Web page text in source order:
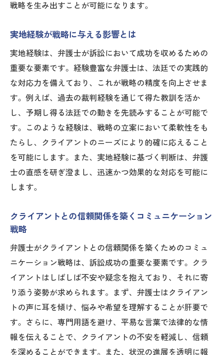
用
法廷でのインパクトを高めるための思考法
戦略的思考がもたらす訴訟費用の効率化
弁護士が描く成功への訴訟戦略とそのプロセス
訴訟戦略の立案におけるステップとツール
案件の特性に応じた戦略的判断のポイント
法廷戦略の計画と実行のプロセス
弁護士の役割を強化するための戦略的ネッ
トワーキング
成功哲学を支える知識の深化と拡充
実務経験から学ぶ訴訟成功の教訓
知識と経験のバランスが生む弁護士の強み
訴訟成功に向けた継続的な知識の更新
経験を活かした知識の現場適用法
成功哲学を実現するための綿密な戦略
戦略を生み出すことが可能になります。
実地経験が戦略に与える影響とは
実地経験は、弁護士が訴訟において成功を収めるための
重要な要素です。経験豊富な弁護士は、法廷での実践的
な対応力を備えており、これが戦略の精度を向上させま
す。例えば、過去の裁判経験を通じて得た教訓を活か
し、予期し得る法廷での動きを先読みすることが可能で
す。このような経験は、戦略の立案において柔軟性をも
たらし、クライアントのニーズにより的確に応えること
を可能にします。また、実地経験に基づく判断は、弁護
士の直感を研ぎ澄まし、迅速かつ効果的な対応を可能に
します。
クライアントとの信頼関係を築くコミュニケーション
戦略
弁護士がクライアントとの信頼関係を築くためのコミュ
ニケーション戦略は、訴訟成功の重要な要素です。クラ
イアントはしばしば不安や疑念を抱えており、それに寄
り添う姿勢が求められます。まず、弁護士はクライアン
トの声に耳を傾け、悩みや希望を理解することが肝要で
す。さらに、専門用語を避け、平易な言葉で法律的な情
報を伝えることで、クライアントの不安を軽減し、信頼
を深めることができます。また、状況の進展を透明に報